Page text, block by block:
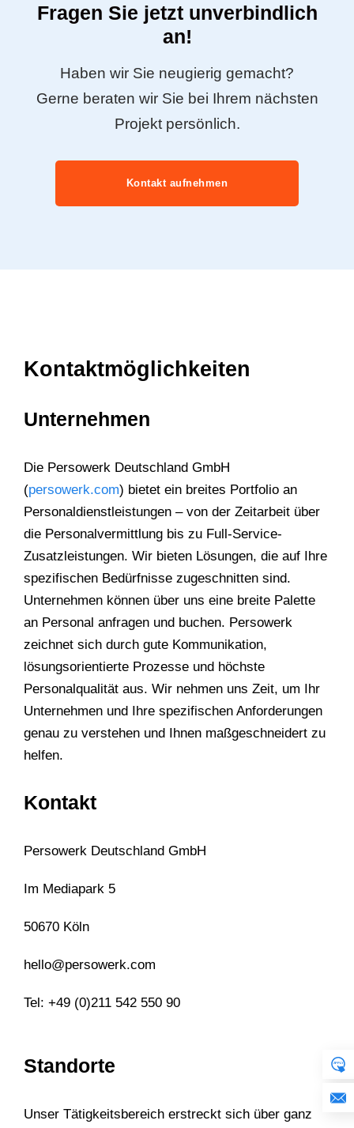
Fragen Sie jetzt unverbindlich
an!
Haben wir Sie neugierig gemacht?
Gerne beraten wir Sie bei Ihrem nächsten
Projekt persönlich.
Kontakt aufnehmen
Kontaktmöglichkeiten
Unternehmen
Die Persowerk Deutschland GmbH
(persowerk.com) bietet ein breites Portfolio an
Personaldienstleistungen – von der Zeitarbeit über
die Personalvermittlung bis zu Full-Service-
Zusatzleistungen. Wir bieten Lösungen, die auf Ihre
spezifischen Bedürfnisse zugeschnitten sind.
Unternehmen können über uns eine breite Palette
an Personal anfragen und buchen. Persowerk
zeichnet sich durch gute Kommunikation,
lösungsorientierte Prozesse und höchste
Personalqualität aus. Wir nehmen uns Zeit, um Ihr
Unternehmen und Ihre spezifischen Anforderungen
genau zu verstehen und Ihnen maßgeschneidert zu
helfen.
Kontakt
Persowerk Deutschland GmbH
Im Mediapark 5
50670 Köln
hello@persowerk.com
Tel: +49 (0)211 542 550 90
Standorte
Unser Tätigkeitsbereich erstreckt sich über ganz